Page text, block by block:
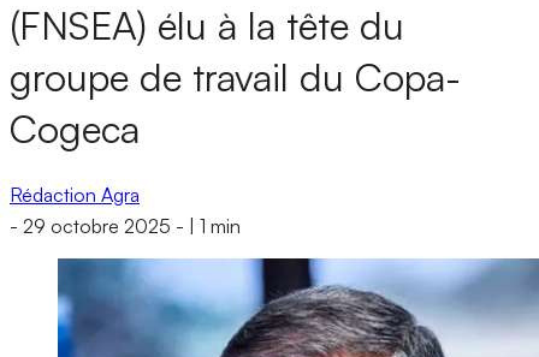
(FNSEA) élu à la tête du
groupe de travail du Copa-
Cogeca
Rédaction Agra
- 29 octobre 2025 - 1 min